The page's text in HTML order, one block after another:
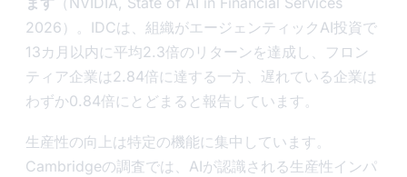
2026）。IDCは、組織がエージェンティックAI投資で
13カ月以内に平均2.3倍のリターンを達成し、フロン
ティア企業は2.84倍に達する一方、遅れている企業は
わずか0.84倍にとどまると報告しています。
生産性の向上は特定の機能に集中しています。
Cambridgeの調査では、AIが認識される生産性インパ